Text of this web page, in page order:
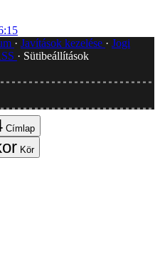
Javítások kezelése
Jogi
Sütibeállítások
Címlap
Kör